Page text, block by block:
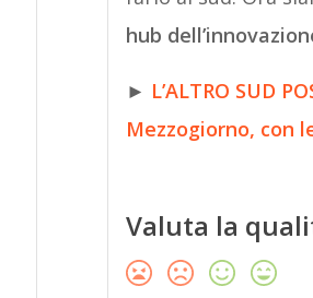
hub
► L’ALTRO SUD
Mezzogiorno, con
Valuta la